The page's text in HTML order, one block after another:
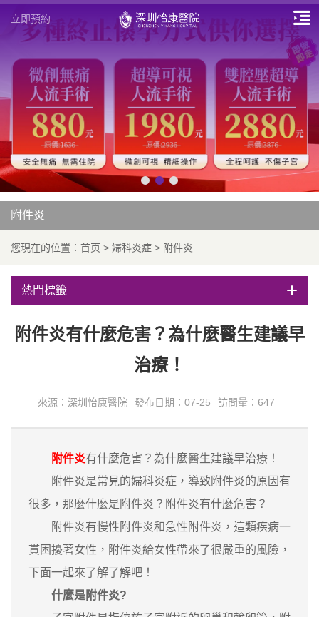
立即預約
附件炎
您現在的位置： 首页 > 婦科炎症 > 附件炎
熱門標籤
附件炎有什麼危害？為什麼醫生建議早
治療！
來源：深圳怡康醫院 發布日期：07-25 訪問量：647
附件炎有什麼危害？為什麼醫生建議早治療！
附件炎是常見的婦科炎症，導致附件炎的原因有
很多，那麼什麼是附件炎？附件炎有什麼危害？
附件炎有慢性附件炎和急性附件炎，這類疾病一
貫困擾著女性，附件炎給女性帶來了很嚴重的風險，
下面一起來了解了解吧！
什麼是附件炎?